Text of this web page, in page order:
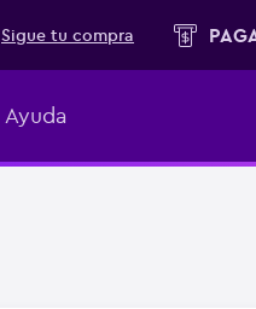
Sigue tu compra
Ayuda